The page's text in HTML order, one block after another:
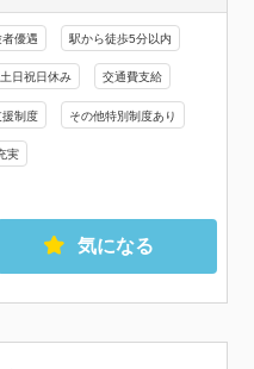
優遇 駅から徒歩5分以内
土日祝日休み 交通費支給
制度 その他特別制度あり
実
気になる